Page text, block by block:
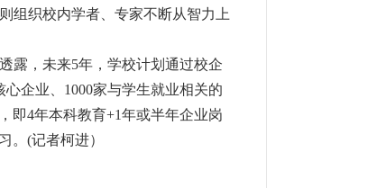
组织校内学者、专家不断从智力上
露，未来5年，学校计划通过校企
企业、1000家与学生就业相关的
即4年本科教育+1年或半年企业岗
。(记者柯进）